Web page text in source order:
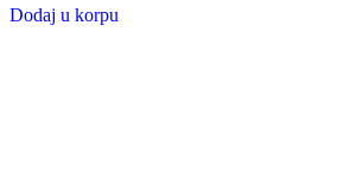
Dodaj u korpu